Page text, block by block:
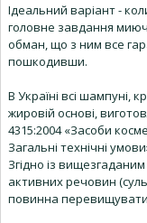
Ідеальний варіант -
головне завдання
обман, що з ним все
пошкодивши.
В Україні всі шампуні,
жировій основі,
4315:2004 «Засоби
Загальні технічні
Згідно із
активних речовин
повинна перевищувати